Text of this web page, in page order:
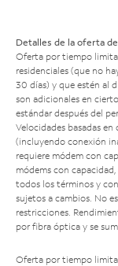
Detalles de la oferta
Oferta por tiempo
residenciales (que no
30 días) y que estén al
son adicionales en
estándar después del
Velocidades basadas
(incluyendo conexión
requiere módem con
módems con
todos los términos y
sujetos a cambios. No
restricciones.
por fibra óptica y se
Oferta por tiempo